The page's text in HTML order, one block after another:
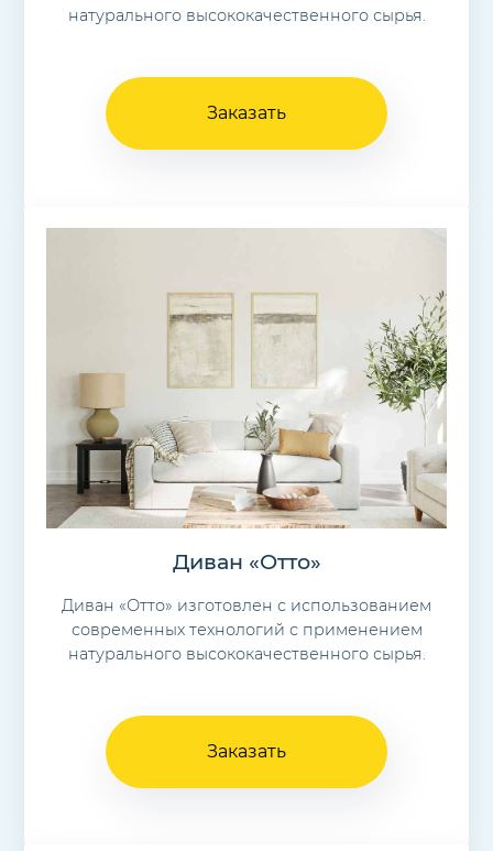
натурального высококачественного сырья.
Заказать
Диван «Отто»
Диван «Отто» изготовлен с использованием
современных технологий с применением
натурального высококачественного сырья.
Заказать